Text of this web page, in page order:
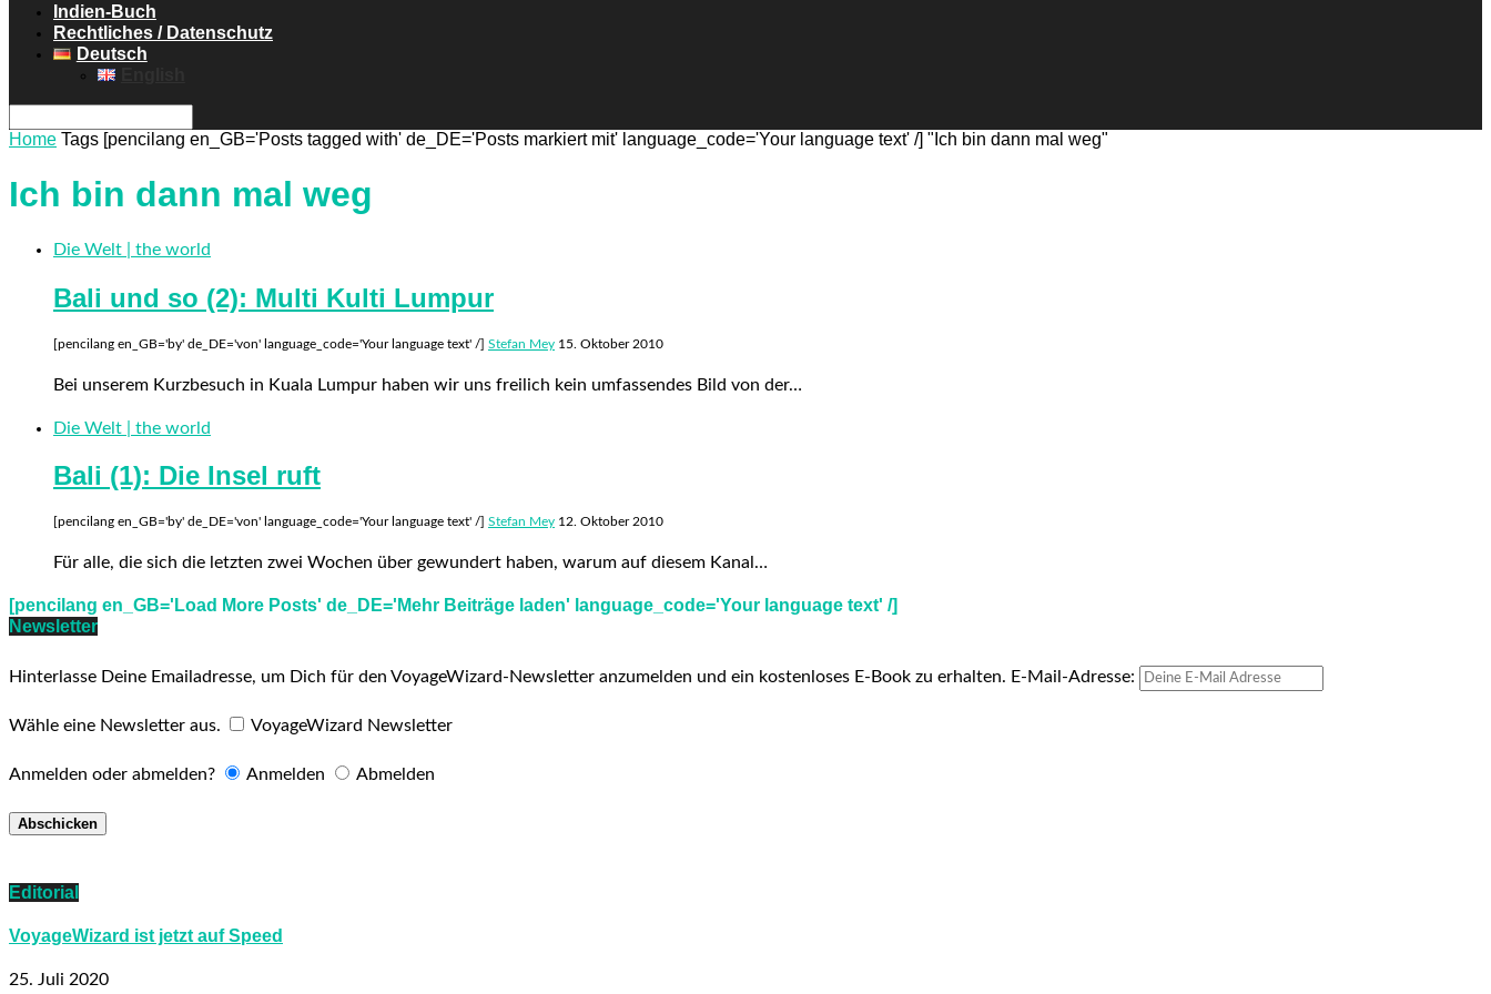
Indien-Buch
Rechtliches / Datenschutz
Deutsch
Home Tags [pencilang en_GB='Posts tagged with' de_DE='Posts markiert mit' language_code='Your language text' /] "Ich bin dann mal weg"
Ich bin dann mal weg
Die Welt | the world
Bali und so (2): Multi Kulti Lumpur
[pencilang en_GB='by' de_DE='von' language_code='Your language text' /] Stefan Mey 15. Oktober 2010
Bei unserem Kurzbesuch in Kuala Lumpur haben wir uns freilich kein umfassendes Bild von der…
Die Welt | the world
Bali (1): Die Insel ruft
[pencilang en_GB='by' de_DE='von' language_code='Your language text' /] Stefan Mey 12. Oktober 2010
Für alle, die sich die letzten zwei Wochen über gewundert haben, warum auf diesem Kanal…
[pencilang en_GB='Load More Posts' de_DE='Mehr Beiträge laden' language_code='Your language text' /]
Newsletter
Hinterlasse Deine Emailadresse, um Dich für den VoyageWizard-Newsletter anzumelden und ein kostenloses E-Book zu erhalten. E-Mail-Adresse:
Wähle eine Newsletter aus. VoyageWizard Newsletter
Anmelden oder abmelden? Anmelden Abmelden
Editorial
VoyageWizard ist jetzt auf Speed
25. Juli 2020